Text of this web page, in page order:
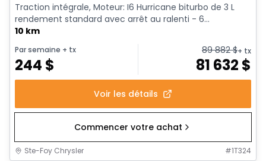
Traction intégrale, Moteur: I6 Hurricane biturbo de 3 L
rendement standard avec arrêt au ralenti - 6...
10 km
Par semaine + tx
244 $
89 882$+ tx
81 632 $
Voir les détails
Commencer votre achat
Ste-Foy Chrysler #1T324